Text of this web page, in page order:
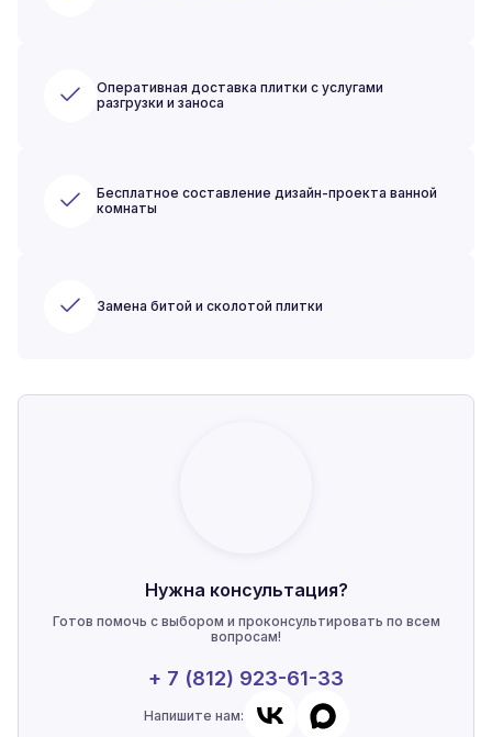
Оперативная доставка плитки с услугами
разгрузки и заноса
Бесплатное составление дизайн-проекта ванной
комнаты
Замена битой и сколотой плитки
Нужна консультация?
Готов помочь с выбором и проконсультировать по всем
вопросам!
+ 7 (812) 923-61-33
Напишите нам: